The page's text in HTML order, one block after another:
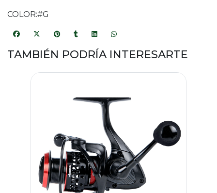
COLOR:#G
TAMBIÉN PODRÍA INTERESARTE